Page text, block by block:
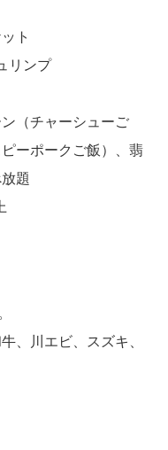
ト
リンプ
（チャーシューご
ーポークご飯）、翡
題
、川エビ、スズキ、